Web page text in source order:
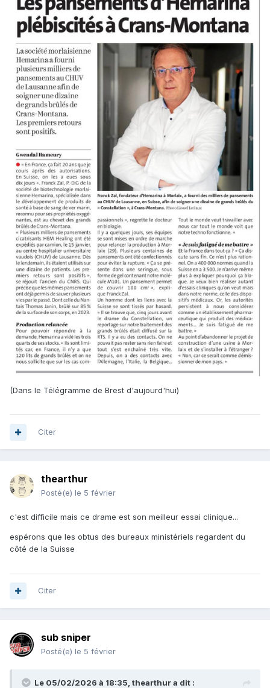
(Dans le Télégramme de Brest d'aujourd'hui)
Citer
thearthur
Posté(e) le 5 février
c'est difficile mais ce drame est son meilleur essai clinique...
espérons que les obtus des bureaux ministériels regardent du
côté de la Suisse
Citer
sub sniper
Posté(e) le 5 février
Le 05/02/2026 à 18:35, thearthura dit :